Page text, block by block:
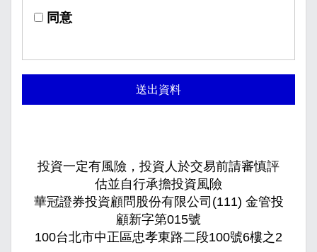
同意
送出資料
投資一定有風險，投資人於交易前請審慎評
估並自行承擔投資風險
華冠證券投資顧問股份有限公司(111) 金管投
顧新字第015號
100台北市中正區忠孝東路二段100號6樓之2